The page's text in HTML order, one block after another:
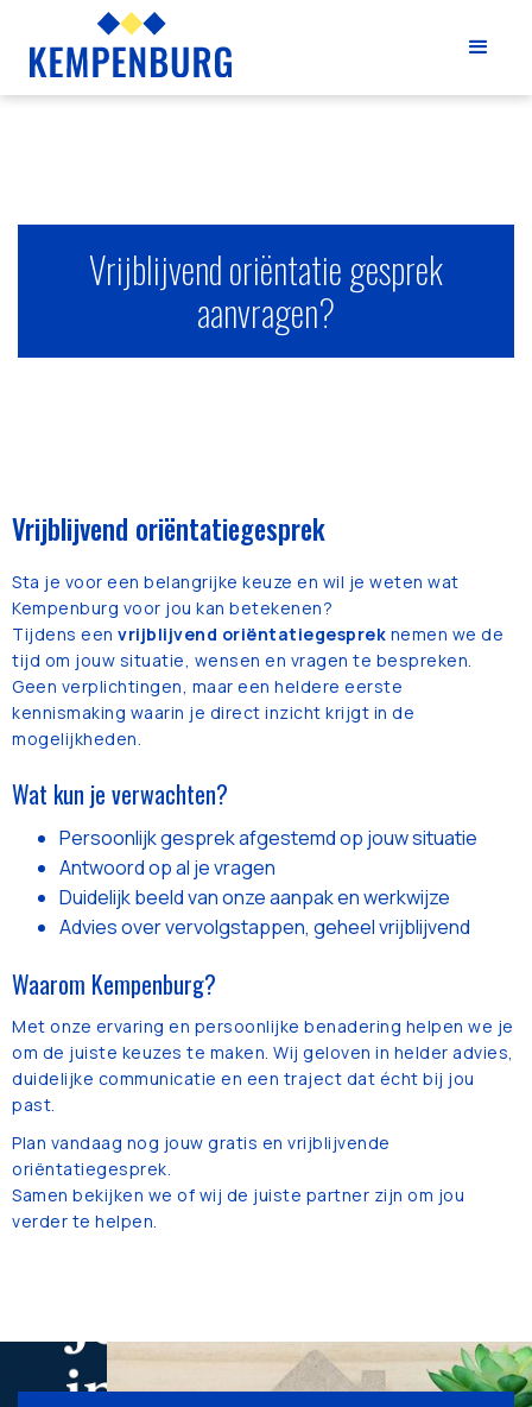
Vrijblijvend oriëntatie gesprek
aanvragen?
Vrijblijvend oriëntatiegesprek
Sta je voor een belangrijke keuze en wil je weten wat
Kempenburg voor jou kan betekenen?
Tijdens een vrijblijvend oriëntatiegesprek nemen we de
tijd om jouw situatie, wensen en vragen te bespreken.
Geen verplichtingen, maar een heldere eerste
kennismaking waarin je direct inzicht krijgt in de
mogelijkheden.
Wat kun je verwachten?
Persoonlijk gesprek afgestemd op jouw situatie
Antwoord op al je vragen
Duidelijk beeld van onze aanpak en werkwijze
Advies over vervolgstappen, geheel vrijblijvend
Waarom Kempenburg?
Met onze ervaring en persoonlijke benadering helpen we je
om de juiste keuzes te maken. Wij geloven in helder advies,
duidelijke communicatie en een traject dat écht bij jou
past.
Plan vandaag nog jouw gratis en vrijblijvende
oriëntatiegesprek.
Samen bekijken we of wij de juiste partner zijn om jou
verder te helpen.